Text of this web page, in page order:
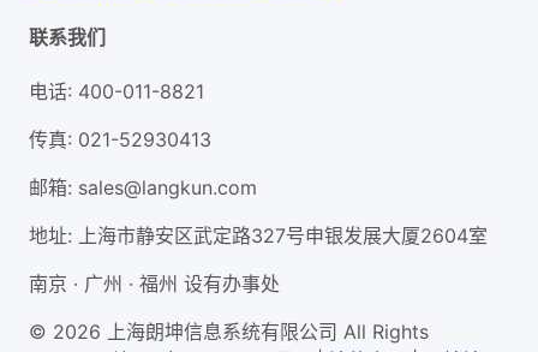
联系我们
电话: 400-011-8821
传真: 021-52930413
邮箱: sales@langkun.com
地址: 上海市静安区武定路327号申银发展大厦2604室
南京 · 广州 · 福州 设有办事处
© 2026 上海朗坤信息系统有限公司 All Rights